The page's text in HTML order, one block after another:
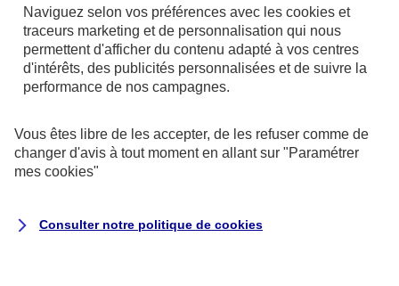
Que devez-vous nous envoyer et quand ?
Cela dépend de votre contrat.
?
Vous êtes un particulier
souscrit pour vous, vos proches ou votre
Naviguez selon vos préférences avec les cookies et
traceurs marketing et de personnalisation qui nous
permettent d'afficher du contenu adapté à vos centres
d'intérêts, des publicités personnalisées et de suivre la
performance de nos campagnes.
Vous êtes libre de les accepter, de les refuser comme de
changer d'avis à tout moment en allant sur "Paramétrer
mes cookies"
Consulter notre politique de cookies